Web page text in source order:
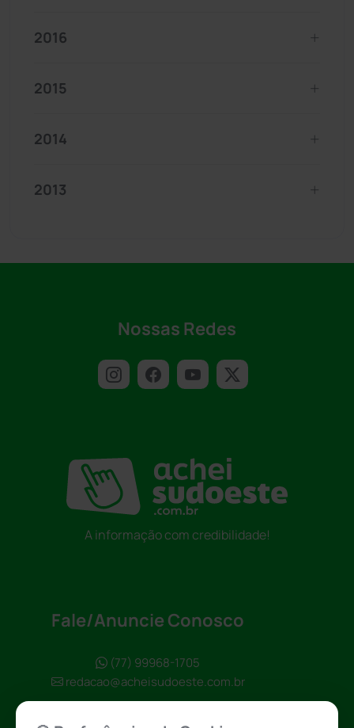
2016
2015
2014
2013
Nossas Redes
A informação com credibilidade!
Fale/Anuncie Conosco
(77) 99968-1705
redacao@acheisudoeste.com.br